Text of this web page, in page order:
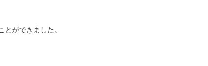
ができました。